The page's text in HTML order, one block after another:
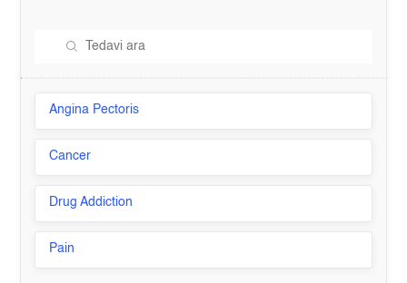
Angina Pectoris
Cancer
Drug Addiction
Pain